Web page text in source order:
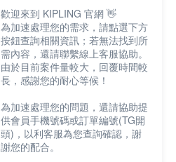
歡迎來到 KIPLING 官網 👋
為加速處理您的需求，請點選下方
按鈕查詢相關資訊；若無法找到所
需內容，還請聯繫線上客服協助。
由於目前案件量較大，回覆時間較
長，感謝您的耐心等候！
為加速處理您的問題，還請協助提
供會員手機號碼或訂單編號(TG開
頭)，以利客服為您查詢確認，謝
謝您的配合。